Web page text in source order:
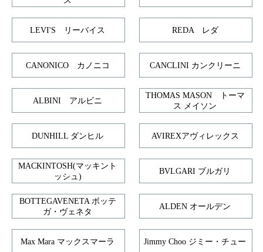
LEVI'S リーバイス REDA レダ
CANONICO カノニコ CANCLINI カンクリーニ
ALBINI アルビニ
THOMAS MASON トーマ
ス メイソン
DUNHILL ダンヒル AVIREXアヴィレックス
MACKINTOSH(マッキント
ッシュ)
BVLGARI ブルガリ
BOTTEGAVENETA ボッテ
ガ・ヴェネタ
ALDEN オールデン
Max Mara マックスマーラ Jimmy Choo ジミー・チュー